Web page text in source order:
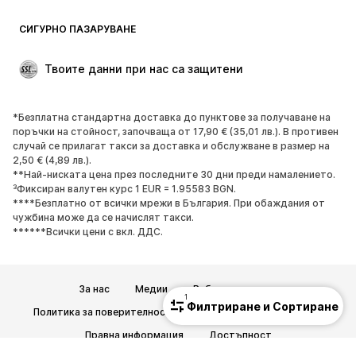
1
Филтриране и Сортиране
СИГУРНО ПАЗАРУВАНЕ
Твоите данни при нас са защитени
*Безплатна стандартна доставка до пунктове за получаване на
поръчки на стойност, започваща от 17,90 € (35,01 лв.). В противен
случай се прилагат такси за доставка и обслужване в размер на
2,50 € (4,89 лв.).
**Най-ниската цена през последните 30 дни преди намалението.
³Фиксиран валутен курс 1 EUR = 1.95583 BGN.
****Безплатно от всички мрежи в България. При обаждания от
чужбина може да се начислят такси.
******Всички цени с вкл. ДДС.
За нас Медии
Работни позиции
Политика за поверителност
Общи търговски условия
Правна информация
Достъпност